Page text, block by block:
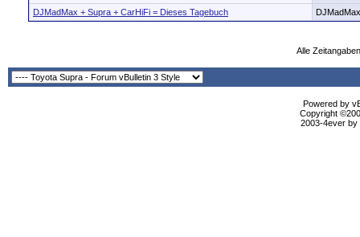
DJMadMax + Supra + CarHiFi = Dieses Tagebuch DJMadMax
Alle
Powered by
Copyright
2003-4ever by